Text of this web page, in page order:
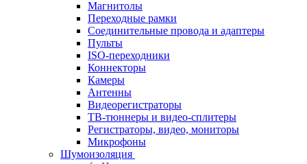
Магнитолы
Переходные рамки
Соединительные провода и адаптеры
Пульты
ISO-переходники
Коннекторы
Камеры
Антенны
Видеорегистраторы
ТВ-тюннеры и видео-сплитеры
Регистраторы, видео, мониторы
Микрофоны
Шумоизоляция